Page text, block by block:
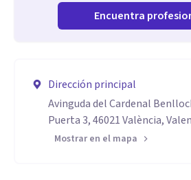
Encuentra
Dirección principal
Avinguda del Cardenal
Puerta 3, 46021 València,
Mostrar en el mapa